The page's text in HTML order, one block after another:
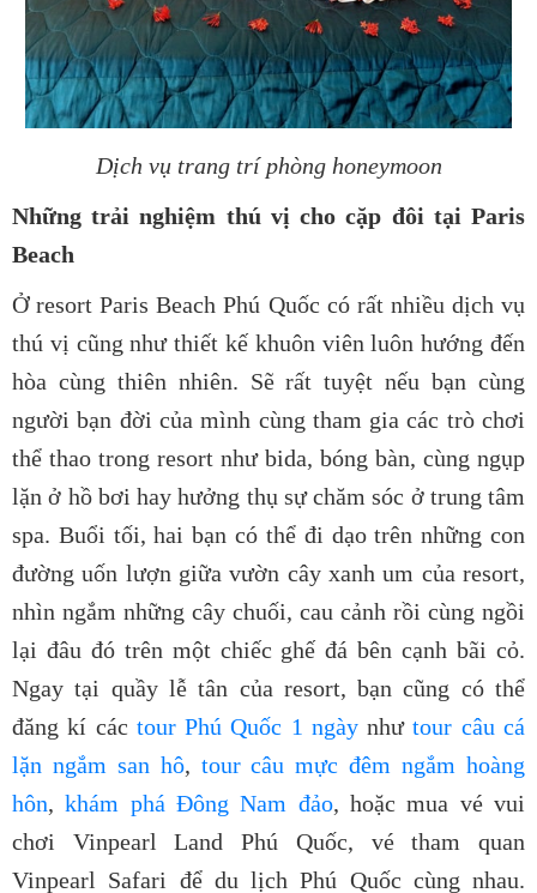
Dịch vụ trang trí phòng honeymoon
Những trải nghiệm thú vị cho cặp đôi tại Paris
Beach
Ởresort Paris Beach Phú Quốc có rất nhiều dịch vụ
thú vị cũng như thiết kế khuôn viên luôn hướng đến
hòa cùng thiên nhiên. Sẽ rất tuyệt nếu bạn cùng
người bạn đời của mình cùng tham gia các trò chơi
thể thao trong resort như bida, bóng bàn, cùng ngụp
lặn ở hồ bơi hay hưởng thụ sự chăm sóc ở trung tâm
spa. Buổi tối, hai bạn có thể đi dạo trên những con
đường uốn lượn giữa vườn cây xanh um của resort,
nhìn ngắm những cây chuối, cau cảnh rồi cùng ngồi
lại đâu đó trên một chiếc ghế đá bên cạnh bãi cỏ.
Ngay tại quầy lễ tân của resort, bạn cũng có thể
đăng kí các tour Phú Quốc 1 ngàynhưtour câu cá
lặn ngắm san hô, tour câu mực đêm ngắm hoàng
hôn,khám phá Đông Nam đảo, hoặc mua vévui
chơi Vinpearl Land Phú Quốc, vétham quan
Vinpearl Safari để du lịch Phú Quốc cùng nhau.